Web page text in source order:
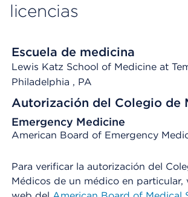
licencias
Escuela de medicina
Lewis Katz School of Medicine at
Philadelphia , PA
Autorización del Colegio de
Emergency Medicine
American Board of Emergency
Para verificar la autorización del
Médicos de un médico en particular,